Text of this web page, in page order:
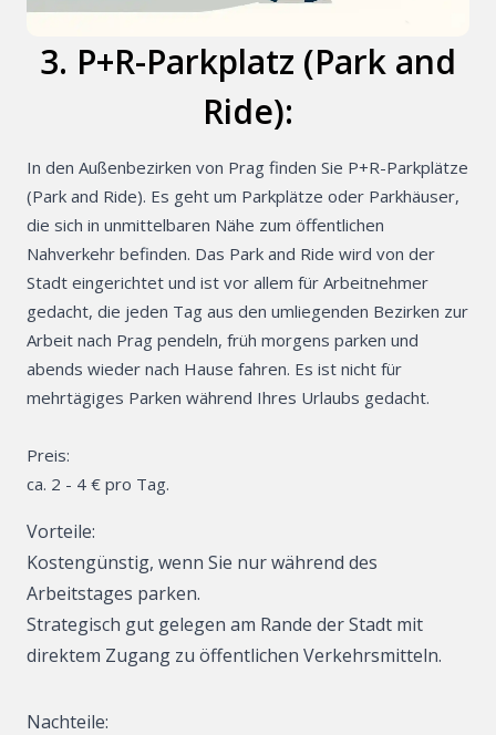
3. P+R-Parkplatz (Park and
Ride):
In den Außenbezirken von Prag finden Sie P+R-Parkplätze
(Park and Ride). Es geht um Parkplätze oder Parkhäuser,
die sich in unmittelbaren Nähe zum öffentlichen
Nahverkehr befinden. Das Park and Ride wird von der
Stadt eingerichtet und ist vor allem für Arbeitnehmer
gedacht, die jeden Tag aus den umliegenden Bezirken zur
Arbeit nach Prag pendeln, früh morgens parken und
abends wieder nach Hause fahren. Es ist nicht für
mehrtägiges Parken während Ihres Urlaubs gedacht.
Preis:
ca. 2 - 4 € pro Tag.
Vorteile:
Kostengünstig, wenn Sie nur während des
Arbeitstages parken.
Strategisch gut gelegen am Rande der Stadt mit
direktem Zugang zu öffentlichen Verkehrsmitteln.
Nachteile: